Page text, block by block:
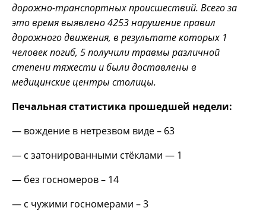
дорожно-транспортных происшествий. Всего за
это время выявлено 4253 нарушение правил
дорожного движения, в результате которых 1
человек погиб, 5 получили травмы различной
степени тяжести и были доставлены в
медицинские центры столицы.
Печальная статистика прошедшей недели:
— вождение в нетрезвом виде – 63
— с затонированными стёклами — 1
— без госномеров – 14
— с чужими госномерами – 3